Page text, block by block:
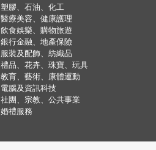
塑膠、石油、化工
醫療美容、健康護理
飲食娛樂、購物旅遊
銀行金融、地產保險
服裝及配飾、紡織品
禮品、花卉、珠寶、玩具
教育、藝術、康體運動
電腦及資訊科技
社團、宗教、公共事業
婚禮服務